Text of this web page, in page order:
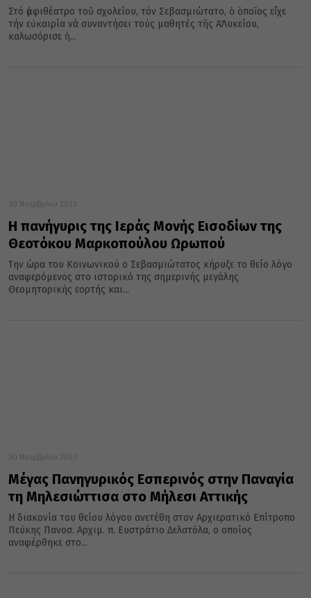
Στό ἀμφιθέατρο τοῦ σχολείου, τόν Σεβασμιώτατο, ὁ ὁποῖος εἶχε
τήν εὐκαιρία νά συναντήσει τούς μαθητές τῆς Α΄Λυκείου,
καλωσόρισε ἡ...
30 Νοεμβρίου 2023
Η πανήγυρις της Ιεράς Μονής Εισοδίων της
Θεοτόκου Μαρκοπούλου Ωρωπού
Την ώρα του Κοινωνικού ο Σεβασμιώτατος κήρυξε το θείο λόγο
αναφερόμενος στο ιστορικό της σημερινής μεγάλης
Θεομητορικής εορτής και...
30 Νοεμβρίου 2023
Μέγας Πανηγυρικός Εσπερινός στην Παναγία
τη Μηλεσιώττισα στο Μήλεσι Αττικής
Η διακονία του θείου λόγου ανετέθη στον Αρχιερατικό Επίτροπο
Πεύκης Πανοσ. Αρχιμ. π. Ευστράτιο Δελατόλα, ο οποίος
αναφέρθηκε στο...